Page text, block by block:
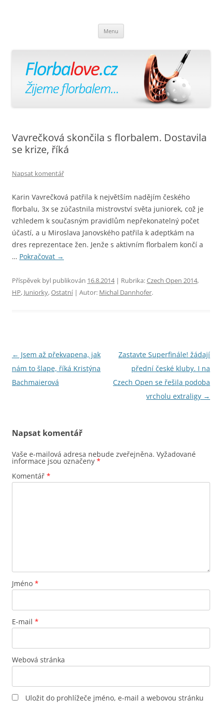
Menu
webu
Vavrečková skončila s florbalem. Dostavila
se krize, říká
Napsat komentář
Karin Vavrečková patřila k největším nadějím českého
florbalu, 3x se zúčastnila mistrovství světa juniorek, což je
vzhledem k současným pravidlům nepřekonatelný počet
účastí, a u Miroslava Janovského patřila k adeptkám na
dres reprezentace žen. Jenže s aktivním florbalem končí a
… Pokračovat →
Příspěvek byl publikován 16.8.2014| Rubrika:Czech Open 2014,
HP, Juniorky,Ostatní| Autor: Michal Dannhofer.
Navigace
pro
příspěvky
← Jsem až překvapena, jak
nám to šlape, říká Kristýna
Bachmaierová
Zastavte Superfinále! žádají
přední české kluby. I na
Czech Open se řešila podoba
vrcholu extraligy →
Napsat komentář
Vaše e-mailová adresa nebude zveřejněna. Vyžadované
informace jsou označeny *
Komentář *
Jméno *
E-mail *
Webová stránka
Uložit do prohlížeče jméno, e-mail a webovou stránku